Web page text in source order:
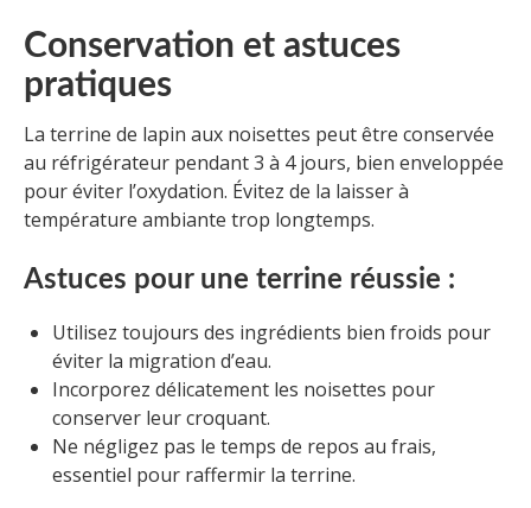
Conservation et astuces
pratiques
La terrine de lapin aux noisettes peut être conservée
au réfrigérateur pendant 3 à 4 jours, bien enveloppée
pour éviter l’oxydation. Évitez de la laisser à
température ambiante trop longtemps.
Astuces pour une terrine réussie :
Utilisez toujours des ingrédients bien froids pour
éviter la migration d’eau.
Incorporez délicatement les noisettes pour
conserver leur croquant.
Ne négligez pas le temps de repos au frais,
essentiel pour raffermir la terrine.